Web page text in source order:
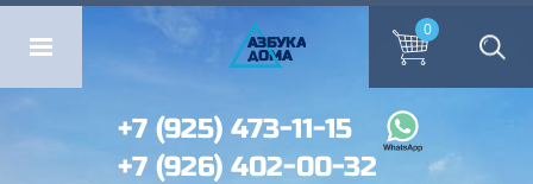
ОМА ПЕРЕЗВОНИТЕ МНЕ
ОМА
АЗБУКА
0
+7 (925) 473-11-15
+7 (926) 402-00-32